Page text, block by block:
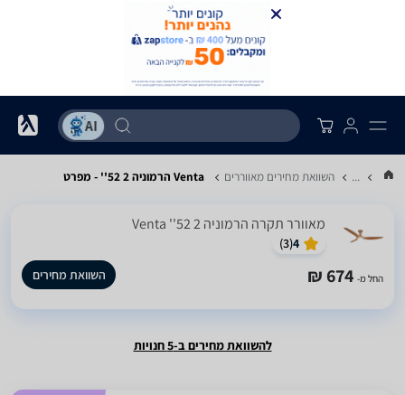
... השוואת מחירים מאווררים Venta הרמוניה 2 52'' - מפרט
‏מאוורר תקרה הרמוניה 2 52'' Venta
4
(
3
)
החל מ- 674 ₪ השוואת מחירים
להשוואת מחירים ב-5 חנויות